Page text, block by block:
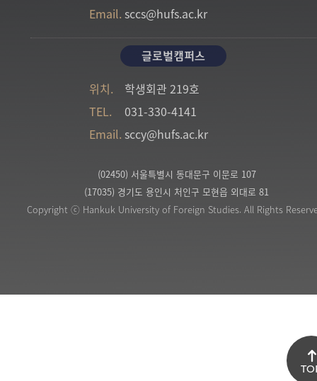
Email. sccs@hufs.ac.kr
글로벌캠퍼스
위치.
학생회관 219호
TEL.
031-330-4141
Email. sccy@hufs.ac.kr
(02450) 서울특별시 동대문구 이문로 107
(17035) 경기도 용인시 처인구 모현읍 외대로 81
Copyright ⓒ Hankuk University of Foreign Studies. All Rights